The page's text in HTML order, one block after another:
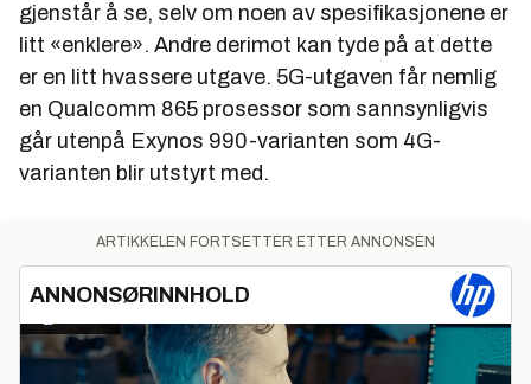
gjenstår å se, selv om noen av spesifikasjonene er
litt «enklere». Andre derimot kan tyde på at dette
er en litt hvassere utgave. 5G-utgaven får nemlig
en Qualcomm 865 prosessor som sannsynligvis
går utenpå Exynos 990-varianten som 4G-
varianten blir utstyrt med.
ARTIKKELEN FORTSETTER ETTER ANNONSEN
ANNONSØRINNHOLD